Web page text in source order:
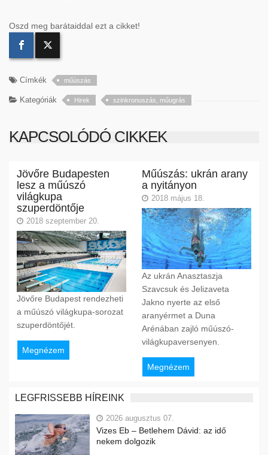
Oszd meg barátaiddal ezt a cikket!
Címkék műúszás
Kategóriák Hirek szinkronuszás, műugrás
KAPCSOLÓDÓ CIKKEK
Jövőre Budapesten
lesz a műúszó
világkupa
szuperdöntője
2018 szeptember 20.
Jövőre Budapest rendezheti
a műúszó világkupa-sorozat
szuperdöntőjét.
Megnézem
Műúszás: ukrán arany
a nyitányon
2018 május 18.
Az ukrán Anasztaszja
Szavcsuk és Jelizaveta
Jakno nyerte az első
aranyérmet a Duna
Arénában zajló műúszó-
világkupaversenyen.
Megnézem
LEGFRISSEBB HÍREINK
2026 augusztus 07.
Vizes Eb – Betlehem Dávid: az idő
nekem dolgozik